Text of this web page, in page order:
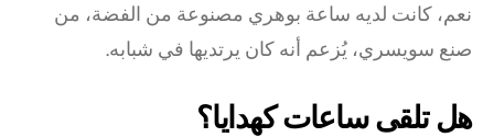
نعم، كانت لديه ساعة بوهري مصنوعة من الفضة، من
صنع سويسري، يُزعم أنه كان يرتديها في شبابه.
هل تلقى ساعات كهدايا؟